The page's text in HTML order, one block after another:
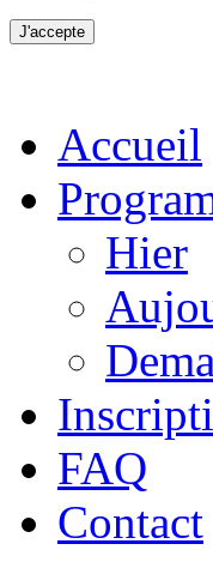
Accueil
Hier
FAQ
Contact